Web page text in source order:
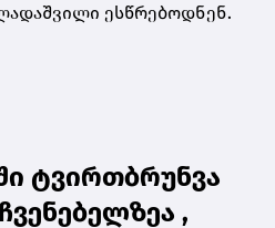
ესწრებოდნენ.
ტვირთბრუნვა
,